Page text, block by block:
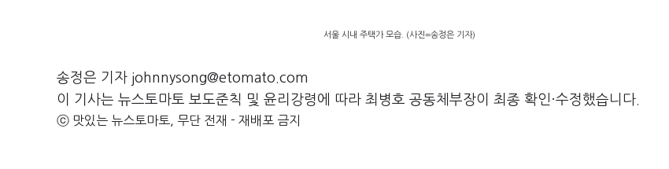
서울 시내 주택가 모습. (사진=송정은 기자)
송정은 기자 johnnysong@etomato.com
이 기사는 뉴스토마토 보도준칙 및 윤리강령에 따라 최병호 공동체부장이 최종 확인·수정했습니다.
ⓒ 맛있는 뉴스토마토, 무단 전재 - 재배포 금지